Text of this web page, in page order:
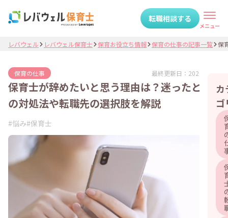
転職相談する
メニュー
カ
ゴ
レバウェル レバウェル保育士 保育お役立ち情報 保育の仕事の記事一覧 保
保育の仕事 最終更新日： 2026.07.07
保育士が辞めたいと思う理由は？迷ったとき
の対処法や転職先の選択肢を解説
#悩み#保育士